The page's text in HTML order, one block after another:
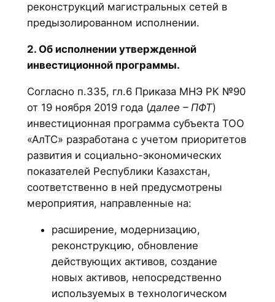
реконструкций магистральных сетей в
предызолированном исполнении.
2. Об исполнении утвержденной
инвестиционной программы.
Согласно п.335, гл.6 Приказа МНЭ РК №90
от 19 ноября 2019 года (далее – ПФТ)
инвестиционная программа субъекта ТОО
«АлТС» разработана с учетом приоритетов
развития и социально-экономических
показателей Республики Казахстан,
соответственно в ней предусмотрены
мероприятия, направленные на:
расширение, модернизацию,
реконструкцию, обновление
действующих активов, создание
новых активов, непосредственно
используемых в технологическом